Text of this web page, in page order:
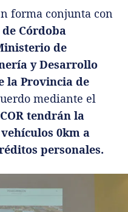
forma conjunta con
Córdoba
de
y Desarrollo
la Provincia de
mediante el
tendrán la
0km a
personales.